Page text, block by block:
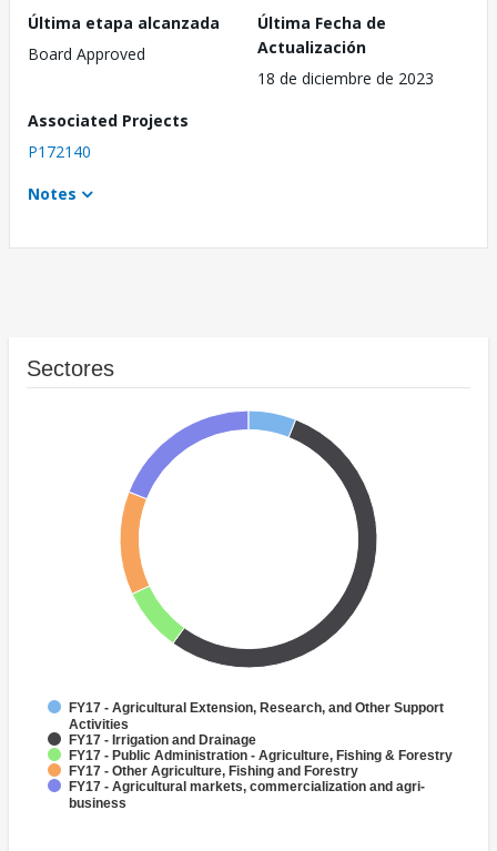
Última etapa alcanzada
Board Approved
Última Fecha de
Actualización
18 de diciembre de 2023
Associated Projects
P172140
Notes
Sectores
FY17 - Agricultural Extension, Research, and Other Support
Activities
FY17 - Irrigation and Drainage
FY17 - Public Administration - Agriculture, Fishing & Forestry
FY17 - Other Agriculture, Fishing and Forestry
FY17 - Agricultural markets, commercialization and agri-
business